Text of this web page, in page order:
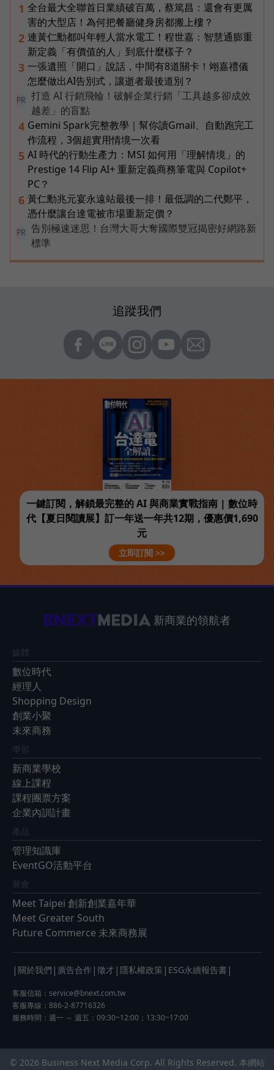
1 全台最大全聯首日業績破百萬，蔡篤昌：還會有更厲
害的大型店！為何把餐廳健身房都搬上樓？
2 連黃仁勳都叫年輕人當水電工！程世嘉：智慧通膨重
新定義「有價值的人」到底什麼樣子？
3 一張遺照「開口」說話，中間有8道關卡！翊嘉禮儀
怎麼做出AI告別式，讓逝者最後道別？
PR
打造 AI 行銷飛輪！破解企業行銷「工具越多卻成效
越差」的盲點
4 Gemini Spark完整教學｜幫你讀Gmail、自動跑完工
作流程，3個超實用情境一次看
5 AI 時代的行動生產力：MSI 如何用「理解情境」的
Prestige 14 Flip AI+ 重新定義商務筆電與 Copilot+
PC？
6 黃仁勳兆元宴永遠站最後一排！最低調的二代鄭平，
憑什麼讓台達電被市場重新定價？
PR
告別極速迷思！台灣大哥大奪國際雙冠揭密好網路新
標準
追蹤我們
一鍵訂閱，解鎖最完整的 AI 與商業實戰指南 | 數位時
代【夏日閱讀展】訂一年送一年共12期，優惠價1,690
元
立即訂閱 >>
新商業的領航者
媒體
數位時代
經理人
Shopping Design
創業小聚
未來商務
學習
新商業學校
線上課程
課程團票方案
企業內訓計畫
產品
管理知識庫
EventGO活動平台
展會
Meet Taipei 創新創業嘉年華
Meet Greater South
Future Commerce 未來商務展
| 關於我們 | 廣告合作 | 徵才 | 隱私權政策 | ESG永續報告書 |
客服信箱： service@bnext.com.tw
客服專線：886-2-87716326
服務時間：週一 ～ 週五：09:30~12:00；13:30~17:00
© 2026 Business Next Media Corp. All Rights Reserved. 本網站